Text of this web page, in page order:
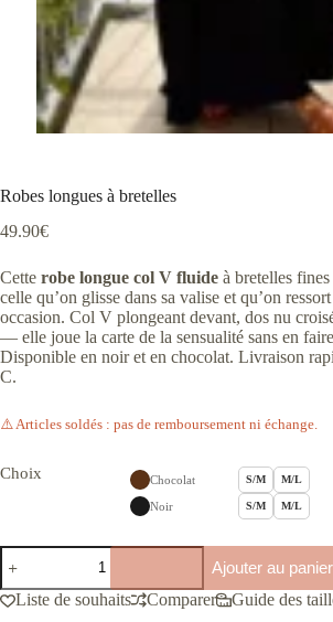
Robes longues à bretelles
49.90€
Cette robe longue col V fluide à bretelles
celle qu’on glisse dans sa valise et qu’on
occasion. Col V plongeant devant, dos nu
— elle joue la carte de la sensualité sans en
Disponible en noir et en chocolat. Livraison
C.
⚠️ Articles soldés : pas de remboursement ni échange.
Choix Chocolat S/M M/L
Noir S/M M/L
quantité
de
Robes
longues
Ajouter au panier
Liste de souhaits
Comparer Guide des